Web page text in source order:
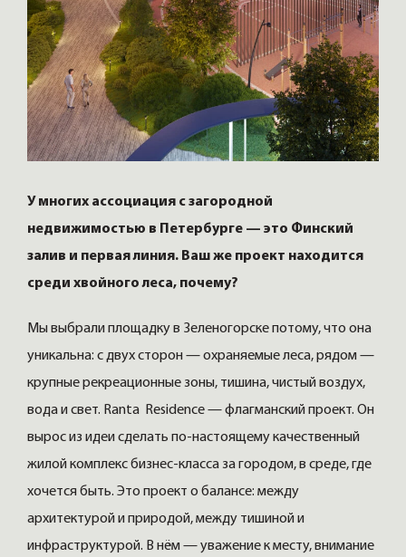
У многих ассоциация с загородной
недвижимостью в Петербурге — это Финский
залив и первая линия. Ваш же проект находится
среди хвойного леса, почему?
Мы выбрали площадку в Зеленогорске потому, что она
уникальна: с двух сторон — охраняемые леса, рядом —
крупные рекреационные зоны, тишина, чистый воздух,
вода и свет. Ranta Residence — флагманский проект. Он
вырос из идеи сделать по-настоящему качественный
жилой комплекс бизнес-класса за городом, в среде, где
хочется быть. Это проект о балансе: между
архитектурой и природой, между тишиной и
инфраструктурой. В нём — уважение к месту, внимание